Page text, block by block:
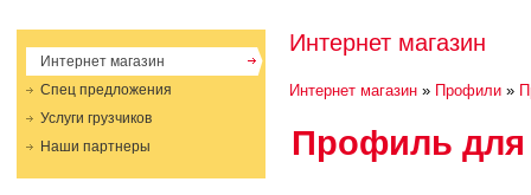
Интернет магазин
Спец предложения
Услуги грузчиков
Наши партнеры
Интернет магазин
Интернет магазин » Профили »
Профиль для